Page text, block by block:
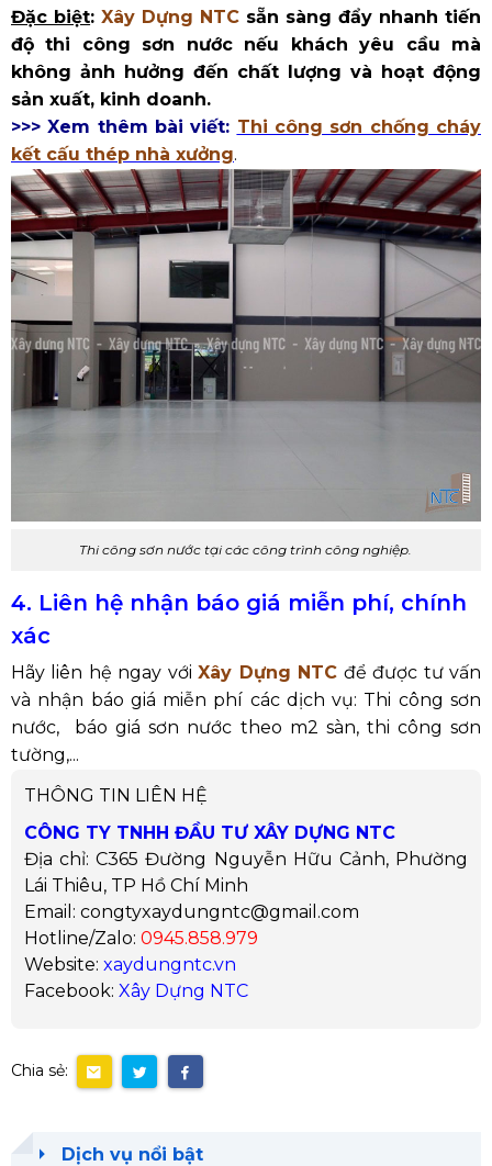
Đặc biệt:Xây Dựng NTC sẵn sàng đẩy nhanh tiến
độ thi công sơn nước nếu khách yêu cầu mà
không ảnh hưởng đến chất lượng và hoạt động
sản xuất, kinh doanh.
​>>> Xem thêm bài viết: Thi công sơn chống cháy
kết cấu thép nhà xưởng.
Thi công sơn nước tại các công trình công nghiệp.
4. Liên hệ nhận báo giá miễn phí, chính
xác
Hãy liên hệ ngay vớiXây Dựng NTC để được tư vấn
và nhận báo giá miễn phí các dịch vụ: Thi công sơn
nước,
báo giá sơn nước theo m2 sàn, thi công sơn
tường,...
THÔNG TIN LIÊN HỆ
CÔNG TY TNHH ĐẦU TƯ XÂY DỰNG NTC
Địa chỉ: C365 Đường Nguyễn Hữu Cảnh, Phường
Lái Thiêu, TP Hồ Chí Minh
Email: congtyxaydungntc@gmail.com
Hotline/Zalo: 0945.858.979
Website: xaydungntc.vn
Facebook: Xây Dựng NTC
Chia sẻ:
Dịch vụ nổi bật